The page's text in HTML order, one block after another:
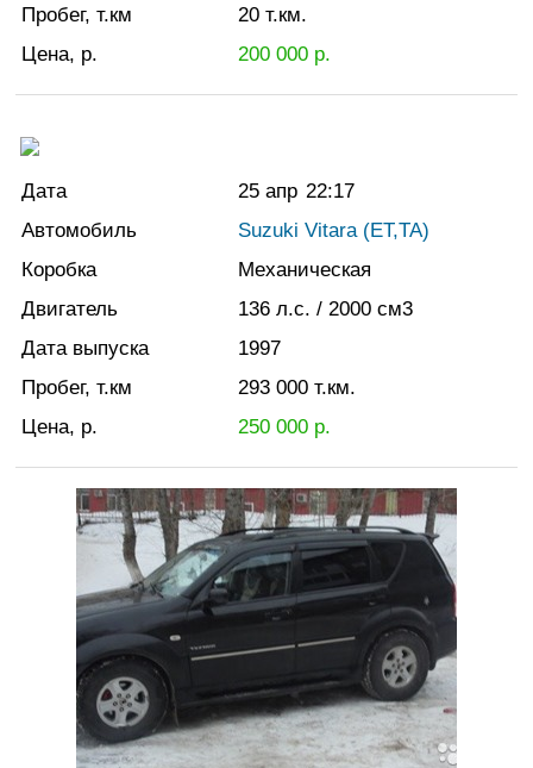
Пробег, т.км
20 т.км.
Цена, р.
200 000р.
Дата 25 апр 22:17
Автомобиль
Suzuki Vitara (ET,TA)
Коробка
Механическая
Двигатель
136 л.с. / 2000 см3
Дата выпуска
1997
Пробег, т.км
293 000 т.км.
Цена, р.
250 000р.